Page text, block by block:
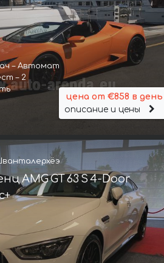
– Автомат
– 2
цена от €858 в день
описание и цены
AMG GT 63 S 4-Door